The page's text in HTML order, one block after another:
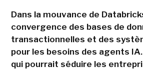
Dans la mouvance de
convergence des bases de
transactionnelles et des
pour les besoins des agents
qui pourrait séduire les